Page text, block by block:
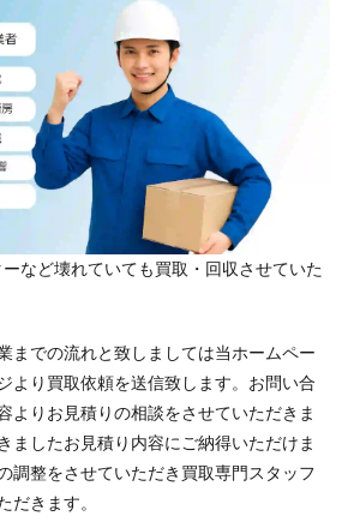
など壊れていても買取・回収させていた
までの流れと致しましては当ホームペー
より買取依頼を送信致します。お問い合
よりお見積りの相談をさせていただきま
ましたお見積り内容にご納得いただけま
調整をさせていただき買取専門スタッフ
だきます。